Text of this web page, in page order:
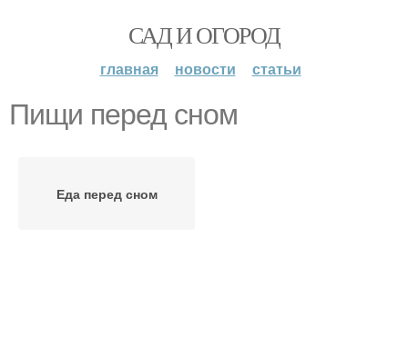
САД И ОГОРОД
главная новости статьи
Пищи перед сном
Еда перед сном